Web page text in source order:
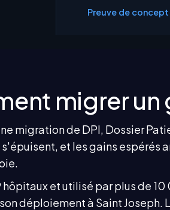
Preuve de
migrer un
migration de DPI, Dossier
et les gains espérés
hôpitaux et utilisé par plus de
déploiement à Saint